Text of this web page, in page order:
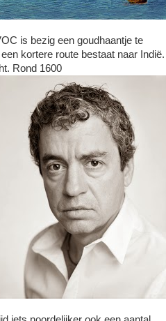
is bezig een goudhaantje te
kortere route bestaat naar Indië.
Rond 1600